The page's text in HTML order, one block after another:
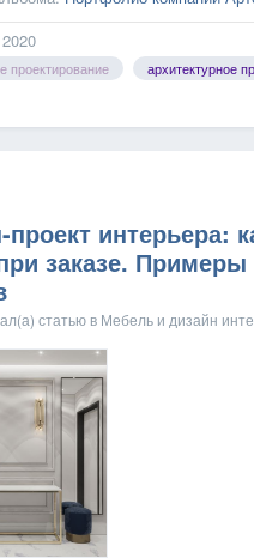
проектирование архитектурное
интерьера:
заказе. Примеры
статью в Мебель и дизайн